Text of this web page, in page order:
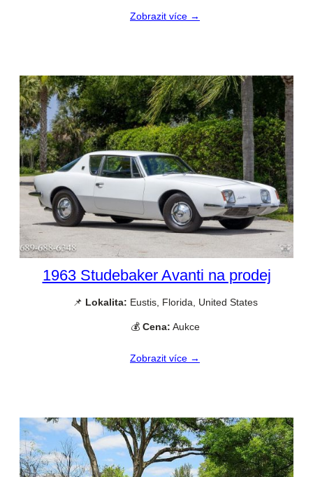
Zobrazit více →
1963 Studebaker Avanti na prodej
📌 Lokalita: Eustis, Florida, United States
💰 Cena: Aukce
Zobrazit více →